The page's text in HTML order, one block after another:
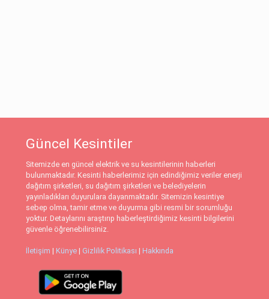
Güncel Kesintiler
Sitemizde en güncel elektrik ve su kesintilerinin haberleri
bulunmaktadır. Kesinti haberlerimiz için edindiğimiz veriler enerji
dağıtım şirketleri, su dağıtım şirketleri ve belediyelerin
yayınladıkları duyurulara dayanmaktadır. Sitemizin kesintiye
sebep olma, tamir etme ve duyurma gibi resmi bir sorumluğu
yoktur. Detaylarını araştırıp haberleştirdiğimiz kesinti bilgilerini
güvenle öğrenebilirsiniz.
İletişim | Künye | Gizlilik Politikası | Hakkında